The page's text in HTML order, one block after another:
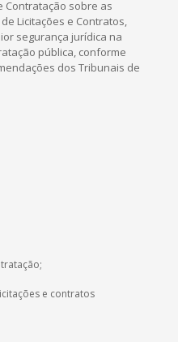
Contratação sobre as
Licitações e Contratos,
segurança jurídica na
pública, conforme
dos Tribunais de
e contratos